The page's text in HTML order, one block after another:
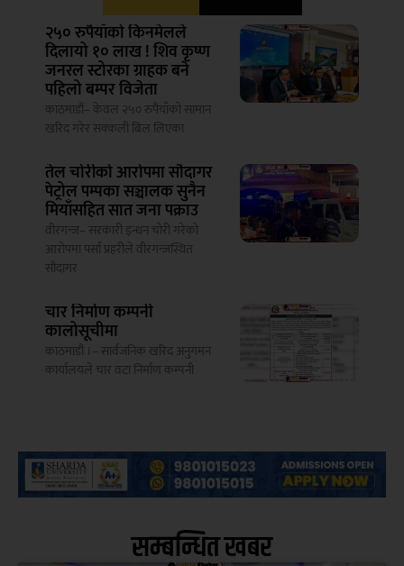
२५० रुपैयाँको किनमेलले
दिलायो १० लाख ! शिव कृष्ण
जनरल स्टोरका ग्राहक बने
पहिलो बम्पर विजेता
काठमाडौं– केवल २५० रुपैयाँको सामान
खरिद गरेर सक्कली बिल लिएका
तेल चोरीको आरोपमा सौदागर
पेट्रोल पम्पका सञ्चालक सुनैन
मियाँसहित सात जना पक्राउ
वीरगन्ज– सरकारी इन्धन चोरी गरेको
आरोपमा पर्सा प्रहरीले वीरगन्जस्थित
सौदागर
चार निर्माण कम्पनी
कालोसूचीमा
काठमाडौं ।– सार्वजनिक खरिद अनुगमन
कार्यालयले चार वटा निर्माण कम्पनी
सम्बन्धित खबर